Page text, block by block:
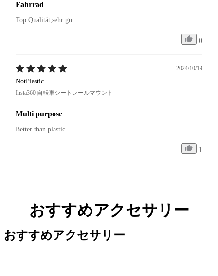
Fahrrad
Top Qualität,sehr gut.
0
2024/10/19
NotPlastic
Insta360 自転車シートレールマウント
Multi purpose
Better than plastic.
1
おすすめアクセサリー
おすすめアクセサリー